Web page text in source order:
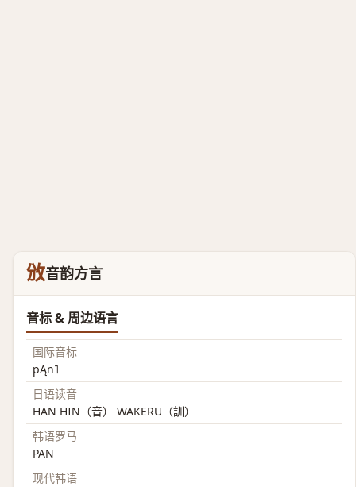
攽音韵方言
音标 & 周边语言
国际音标
pĄn˥
日语读音
HAN HIN（音） WAKERU（訓）
韩语罗马
PAN
现代韩语